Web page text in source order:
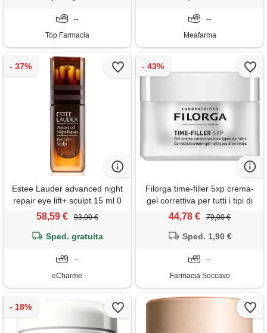
--
Top Farmacia
--
Meafarma
Estee Lauder advanced night
repair eye lift+ sculpt 15 ml 0
crema
58,59 € 93,00 €
Sped. gratuita
--
eCharme
Filorga time-filler 5xp crema-
gel correttiva per tutti i tipi di
rughe viso e collo 50 ml
44,78 € 79,00 €
Sped. 1,90 €
--
Farmacia Soccavo